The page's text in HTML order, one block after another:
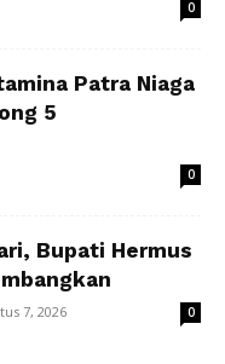
0
Patra Niaga
5
0
Bupati Hermus
7, 2026 0